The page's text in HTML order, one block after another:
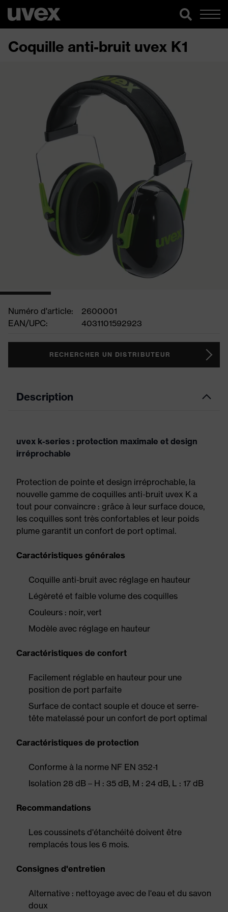
Coquille anti-bruit uvex K1
Numéro d'article:
2600001
EAN/UPC:
4031101592923
RECHERCHER UN DISTRIBUTEUR
Description
uvex k-series : protection maximale et design
irréprochable
Protection de pointe et design irréprochable, la
nouvelle gamme de coquilles anti-bruit uvex K a
tout pour convaincre : grâce à leur surface douce,
les coquilles sont très confortables et leur poids
plume garantit un confort de port optimal.
Caractéristiques générales
Coquille anti-bruit avec réglage en hauteur
Légèreté et faible volume des coquilles
Couleurs : noir, vert
Modèle avec réglage en hauteur
Caractéristiques de confort
Facilement réglable en hauteur pour une
position de port parfaite
Surface de contact souple et douce et serre-
tête matelassé pour un confort de port optimal
Caractéristiques de protection
Conforme à la norme NF EN 352-1
Isolation 28 dB – H : 35 dB, M : 24 dB, L : 17 dB
Recommandations
Les coussinets d'étanchéité doivent être
remplacés tous les 6 mois.
Consignes d'entretien
Alternative : nettoyage avec de l'eau et du savon
doux